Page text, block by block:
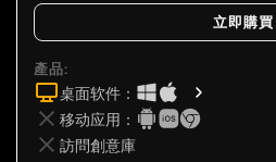
立即購買
產品:
桌面软件：
移动应用：
訪問創意庫